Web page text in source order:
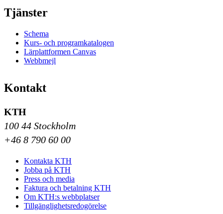
Tjänster
Schema
Kurs- och programkatalogen
Lärplattformen Canvas
Webbmejl
Kontakt
KTH
100 44 Stockholm
+46 8 790 60 00
Kontakta KTH
Jobba på KTH
Press och media
Faktura och betalning KTH
Om KTH:s webbplatser
Tillgänglighetsredogörelse